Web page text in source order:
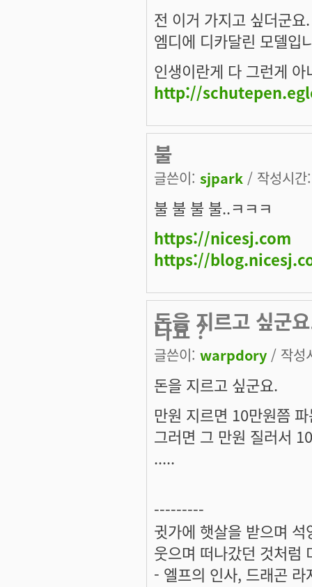
전 이거 가지고 싶더군요.
엠디에 디카달린 모델입
인생이란게 다 그런게
http://
불
글쓴이: sjpark / 작성시
불 불 불 불..ㅋㅋㅋ
https://nicesj.com
https://
돈을 지르고 싶군
나요 ?
글쓴이: warpdory / 작성
돈을 지르고 싶군요.
만원 지르면 10만원쯤
그러면 그 만원 질러서
.....
---------
귓가에 햇살을 받으며
웃으며 떠나갔던 것처럼
- 엘프의 인사, 드래곤 라